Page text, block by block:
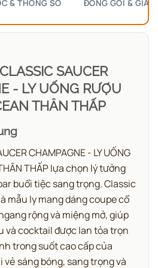
& THÔNG SỐ ĐÓNG GÓI & GIAO
SAUCER
- LY UỐNG RƯỢU
THÂN THẤP
CHAMPAGNE - LY UỐNG
THẤP lựa chọn lý tưởng
buổi tiệc sang trọng.Classic
mẫu ly mang dáng coupe cổ
rộng và miệng mở, giúp
và cocktail được lan tỏa trọn
trong suốt cao cấp của
vẻ sáng bóng, sang trọng và